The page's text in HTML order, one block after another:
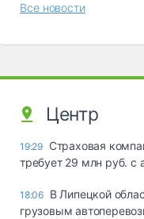
Все новости
Центр
19:29 Страховая
требует 29 млн руб. с
18:06 В Липецкой
грузовым